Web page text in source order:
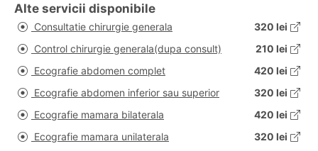
Alte servicii disponibile
Consultatie chirurgie generala
320 lei
Control chirurgie generala(dupa consult)
210 lei
Ecografie abdomen complet
420 lei
Ecografie abdomen inferior sau superior
320 lei
Ecografie mamara bilaterala
420 lei
Ecografie mamara unilaterala
320 lei